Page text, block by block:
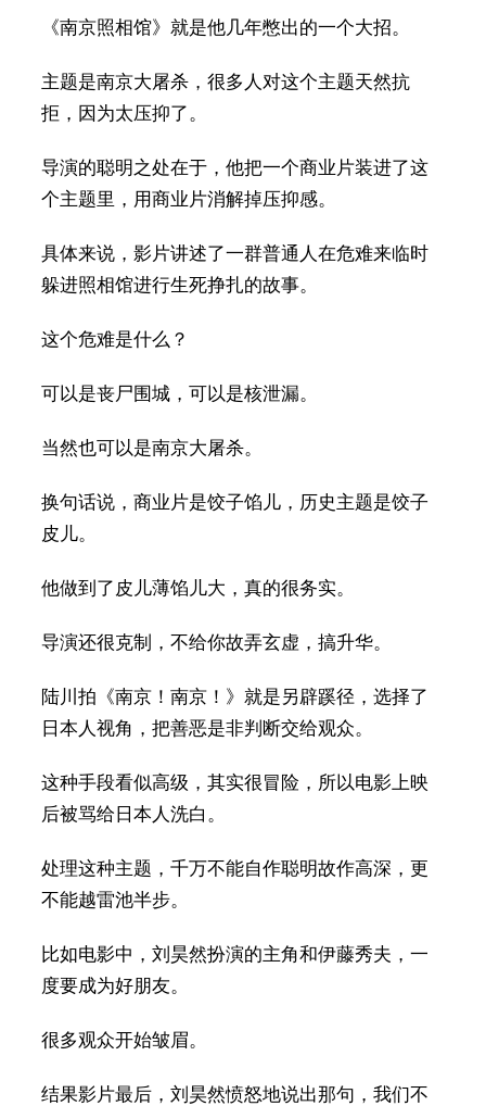
《南京照相馆》就是他几年憋出的一个大招。
主题是南京大屠杀，很多人对这个主题天然抗
拒，因为太压抑了。
导演的聪明之处在于，他把一个商业片装进了这
个主题里，用商业片消解掉压抑感。
具体来说，影片讲述了一群普通人在危难来临时
躲进照相馆进行生死挣扎的故事。
这个危难是什么？
可以是丧尸围城，可以是核泄漏。
当然也可以是南京大屠杀。
换句话说，商业片是饺子馅儿，历史主题是饺子
皮儿。
他做到了皮儿薄馅儿大，真的很务实。
导演还很克制，不给你故弄玄虚，搞升华。
陆川拍《南京！南京！》就是另辟蹊径，选择了
日本人视角，把善恶是非判断交给观众。
这种手段看似高级，其实很冒险，所以电影上映
后被骂给日本人洗白。
处理这种主题，千万不能自作聪明故作高深，更
不能越雷池半步。
比如电影中，刘昊然扮演的主角和伊藤秀夫，一
度要成为好朋友。
很多观众开始皱眉。
结果影片最后，刘昊然愤怒地说出那句，我们不